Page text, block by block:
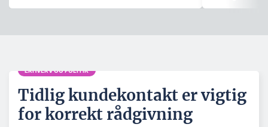
ERHVERV OG POLITIK
Tidlig kundekontakt er vigtig
for korrekt rådgivning